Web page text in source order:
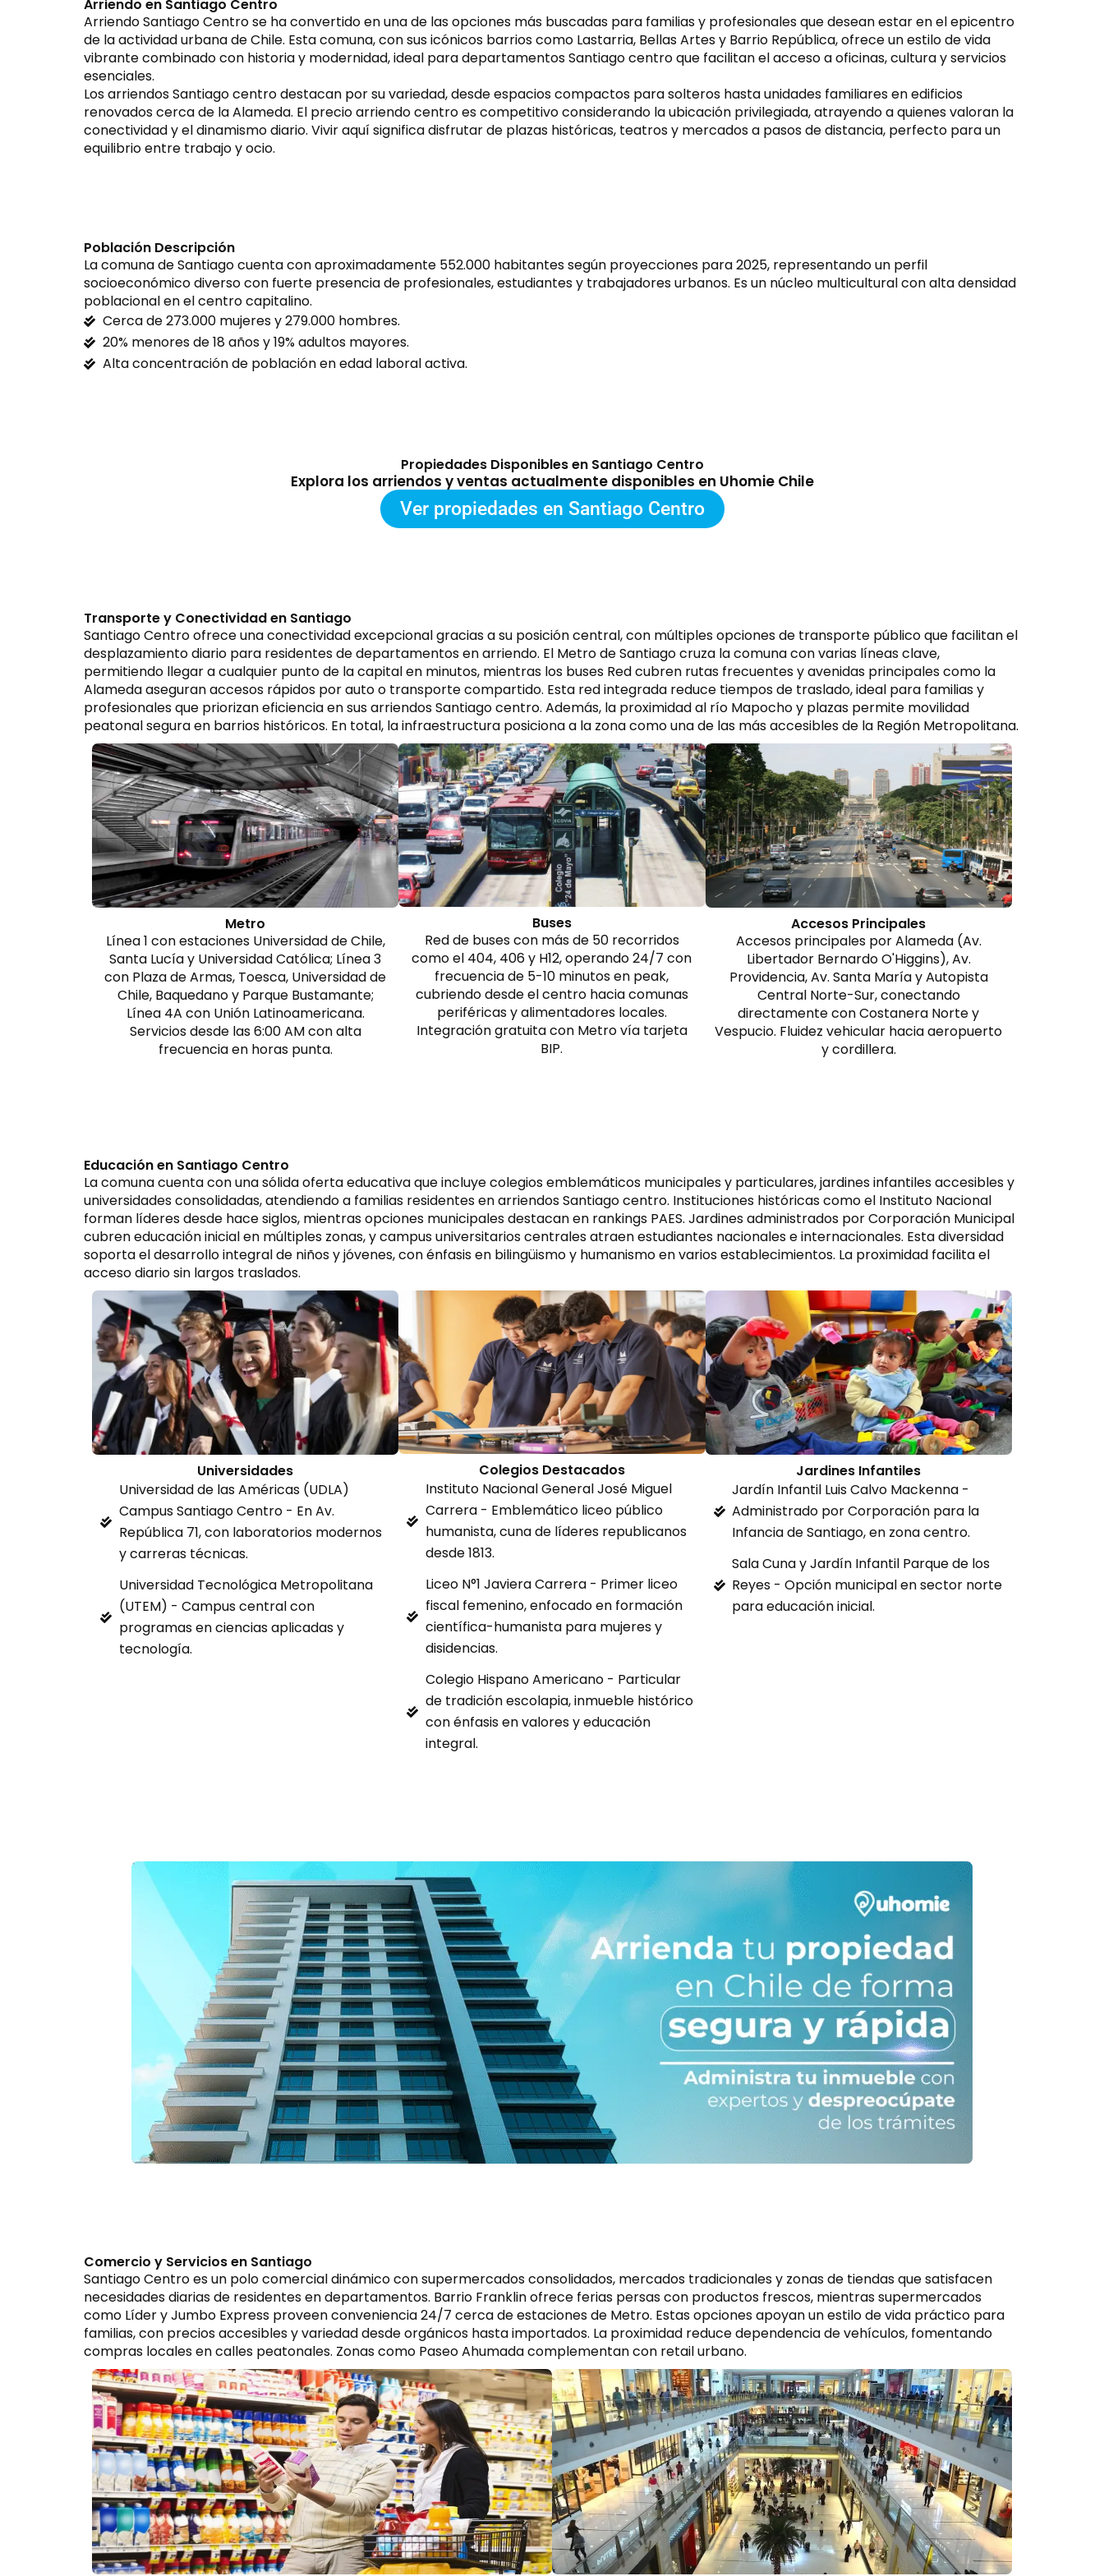
Arriendo en Santiago Centro
Arriendo Santiago Centro se ha convertido en una de las opciones más buscadas para familias y profesionales que desean estar en el epicentro
de la actividad urbana de Chile. Esta comuna, con sus icónicos barrios como Lastarria, Bellas Artes y Barrio República, ofrece un estilo de vida
vibrante combinado con historia y modernidad, ideal para departamentos Santiago centro que facilitan el acceso a oficinas, cultura y servicios
esenciales.
Los arriendos Santiago centro destacan por su variedad, desde espacios compactos para solteros hasta unidades familiares en edificios
renovados cerca de la Alameda. El precio arriendo centro es competitivo considerando la ubicación privilegiada, atrayendo a quienes valoran la
conectividad y el dinamismo diario. Vivir aquí significa disfrutar de plazas históricas, teatros y mercados a pasos de distancia, perfecto para un
equilibrio entre trabajo y ocio.
Población Descripción
La comuna de Santiago cuenta con aproximadamente 552.000 habitantes según proyecciones para 2025, representando un perfil
socioeconómico diverso con fuerte presencia de profesionales, estudiantes y trabajadores urbanos. Es un núcleo multicultural con alta densidad
poblacional en el centro capitalino.
Cerca de 273.000 mujeres y 279.000 hombres.
20% menores de 18 años y 19% adultos mayores.
Alta concentración de población en edad laboral activa.
Propiedades Disponibles en Santiago Centro
Explora los arriendos y ventas actualmente disponibles en Uhomie Chile
Ver propiedades en Santiago Centro
Transporte y Conectividad en Santiago
Santiago Centro ofrece una conectividad excepcional gracias a su posición central, con múltiples opciones de transporte público que facilitan el
desplazamiento diario para residentes de departamentos en arriendo. El Metro de Santiago cruza la comuna con varias líneas clave,
permitiendo llegar a cualquier punto de la capital en minutos, mientras los buses Red cubren rutas frecuentes y avenidas principales como la
Alameda aseguran accesos rápidos por auto o transporte compartido. Esta red integrada reduce tiempos de traslado, ideal para familias y
profesionales que priorizan eficiencia en sus arriendos Santiago centro. Además, la proximidad al río Mapocho y plazas permite movilidad
peatonal segura en barrios históricos. En total, la infraestructura posiciona a la zona como una de las más accesibles de la Región Metropolitana.
Metro
Línea 1 con estaciones Universidad de Chile,
Santa Lucía y Universidad Católica; Línea 3
con Plaza de Armas, Toesca, Universidad de
Chile, Baquedano y Parque Bustamante;
Línea 4A con Unión Latinoamericana.
Servicios desde las 6:00 AM con alta
frecuencia en horas punta.
Buses
Red de buses con más de 50 recorridos
como el 404, 406 y H12, operando 24/7 con
frecuencia de 5-10 minutos en peak,
cubriendo desde el centro hacia comunas
periféricas y alimentadores locales.
Integración gratuita con Metro vía tarjeta
BIP.
Accesos Principales
Accesos principales por Alameda (Av.
Libertador Bernardo O'Higgins), Av.
Providencia, Av. Santa María y Autopista
Central Norte-Sur, conectando
directamente con Costanera Norte y
Vespucio. Fluidez vehicular hacia aeropuerto
y cordillera.
Educación en Santiago Centro
La comuna cuenta con una sólida oferta educativa que incluye colegios emblemáticos municipales y particulares, jardines infantiles accesibles y
universidades consolidadas, atendiendo a familias residentes en arriendos Santiago centro. Instituciones históricas como el Instituto Nacional
forman líderes desde hace siglos, mientras opciones municipales destacan en rankings PAES. Jardines administrados por Corporación Municipal
cubren educación inicial en múltiples zonas, y campus universitarios centrales atraen estudiantes nacionales e internacionales. Esta diversidad
soporta el desarrollo integral de niños y jóvenes, con énfasis en bilingüismo y humanismo en varios establecimientos. La proximidad facilita el
acceso diario sin largos traslados.
Universidades
Universidad de las Américas (UDLA)
Campus Santiago Centro - En Av.
República 71, con laboratorios modernos
y carreras técnicas.
Universidad Tecnológica Metropolitana
(UTEM) - Campus central con
programas en ciencias aplicadas y
tecnología.
Colegios Destacados
Instituto Nacional General José Miguel
Carrera - Emblemático liceo público
humanista, cuna de líderes republicanos
desde 1813.
Liceo N°1 Javiera Carrera - Primer liceo
fiscal femenino, enfocado en formación
científica-humanista para mujeres y
disidencias.
Colegio Hispano Americano - Particular
de tradición escolapia, inmueble histórico
con énfasis en valores y educación
integral.
Jardines Infantiles
Jardín Infantil Luis Calvo Mackenna -
Administrado por Corporación para la
Infancia de Santiago, en zona centro.
Sala Cuna y Jardín Infantil Parque de los
Reyes - Opción municipal en sector norte
para educación inicial.
Comercio y Servicios en Santiago
Santiago Centro es un polo comercial dinámico con supermercados consolidados, mercados tradicionales y zonas de tiendas que satisfacen
necesidades diarias de residentes en departamentos. Barrio Franklin ofrece ferias persas con productos frescos, mientras supermercados
como Líder y Jumbo Express proveen conveniencia 24/7 cerca de estaciones de Metro. Estas opciones apoyan un estilo de vida práctico para
familias, con precios accesibles y variedad desde orgánicos hasta importados. La proximidad reduce dependencia de vehículos, fomentando
compras locales en calles peatonales. Zonas como Paseo Ahumada complementan con retail urbano.